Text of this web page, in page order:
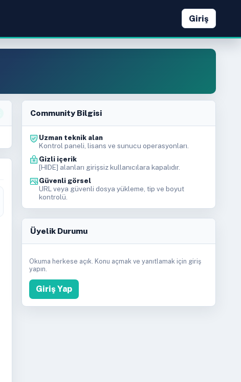
Giriş
Community Bilgisi
Uzman teknik alan
Kontrol paneli, lisans ve sunucu operasyonları.
Gizli içerik
[HIDE] alanları girişsiz kullanıcılara kapalıdır.
Güvenli görsel
URL veya güvenli dosya yükleme, tip ve boyut
kontrolü.
Üyelik Durumu
Okuma herkese açık. Konu açmak ve yanıtlamak için giriş
yapın.
Giriş Yap